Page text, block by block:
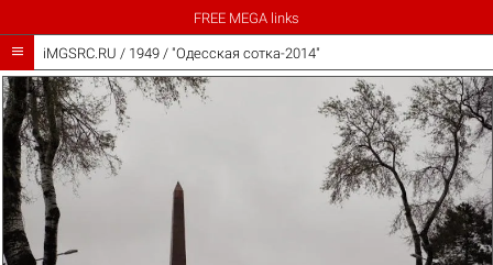
FREE MEGA links
 iMGSRC.RU / 1949/ "Одесская сотка-2014"